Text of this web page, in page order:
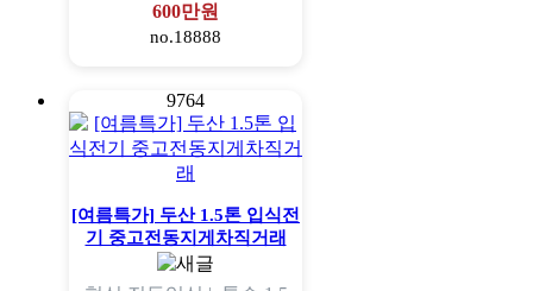
600만원
no.18888
9764
[여름특가] 두산 1.5톤 입식전
기 중고전동지게차직거래